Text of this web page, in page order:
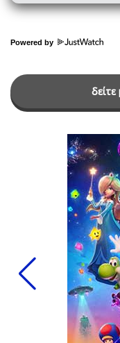
Powered by